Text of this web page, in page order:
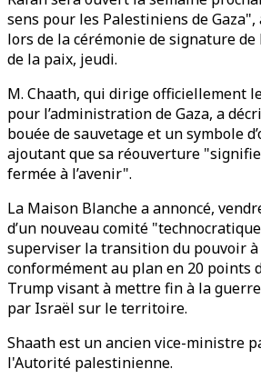
sens pour les Palestiniens de
lors de la cérémonie de signature
de la paix, jeudi.
M. Chaath, qui dirige officiellement
pour l’administration de Gaza, a
bouée de sauvetage et un symbole
ajoutant que sa réouverture "signifie
fermée à l’avenir".
La Maison Blanche a annoncé,
d’un nouveau comité
superviser la transition du pouvoir à
conformément au plan en 20 points
Trump visant à mettre fin à la
par Israël sur le territoire.
Shaath est un ancien vice-ministre
l'Autorité palestinienne.